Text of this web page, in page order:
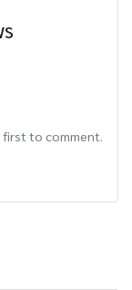
first to comment.